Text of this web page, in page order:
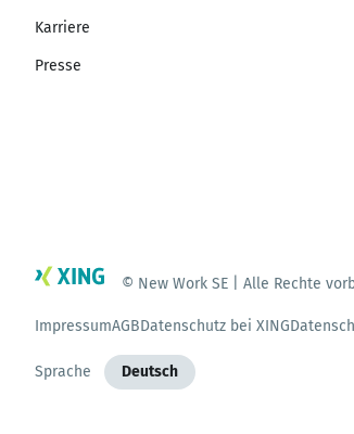
Karriere
Presse
© New Work SE | Alle Rechte
ImpressumAGBDatenschutz bei XING
Sprache Deutsch